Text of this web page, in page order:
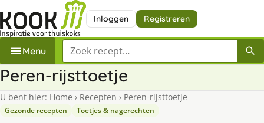
Inloggen Registreren
Menu Zoek een recept
Peren-rijsttoetje
U bent hier: Home › Recepten › Peren-rijsttoetje
Gezonde recepten Toetjes & nagerechten